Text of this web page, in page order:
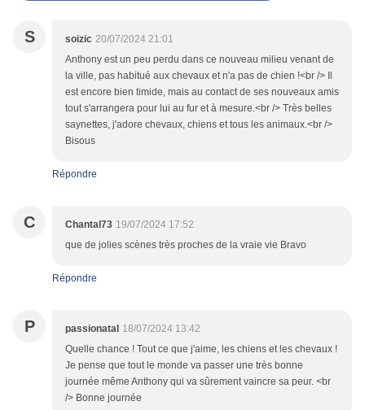
S soizic 20/07/2024 21:01
Anthony est un peu perdu dans ce nouveau milieu venant de
la ville, pas habitué aux chevaux et n'a pas de chien !<br /> Il
est encore bien timide, mais au contact de ses nouveaux amis
tout s'arrangera pour lui au fur et à mesure.<br /> Très belles
saynettes, j'adore chevaux, chiens et tous les animaux.<br />
Bisous
Répondre
C Chantal73 19/07/2024 17:52
que de jolies scènes très proches de la vraie vie Bravo
Répondre
P passionatal 18/07/2024 13:42
Quelle chance ! Tout ce que j'aime, les chiens et les chevaux !
Je pense que tout le monde va passer une très bonne
journée même Anthony qui va sûrement vaincre sa peur. <br
/> Bonne journée